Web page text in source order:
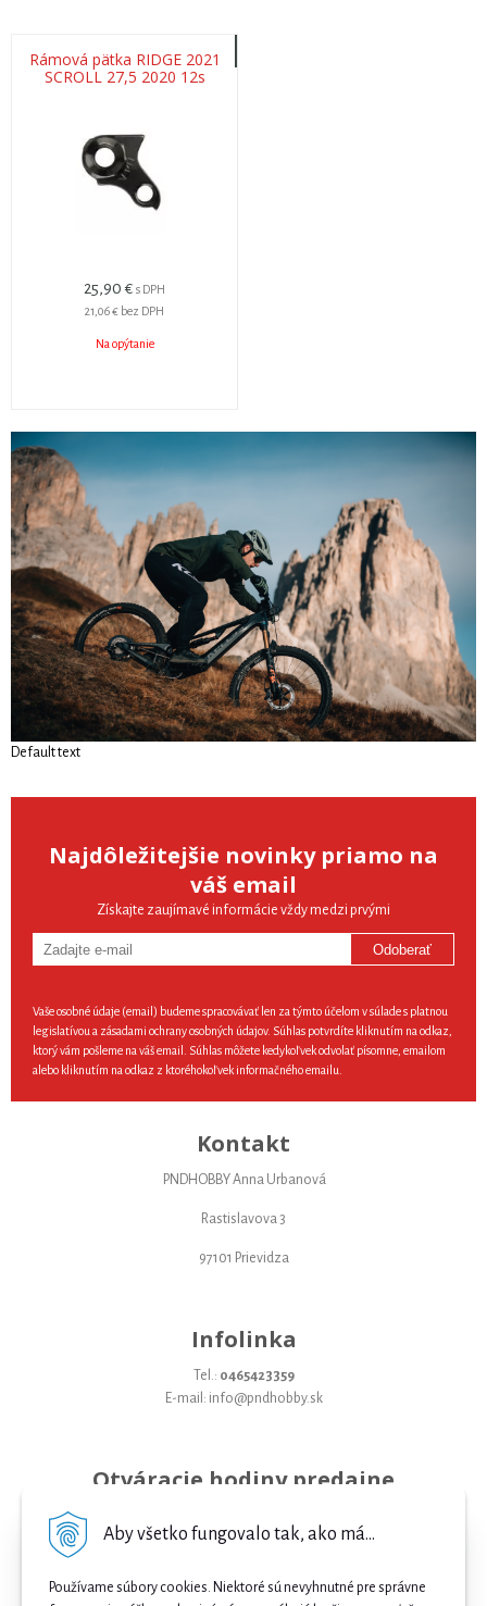
Aby všetko fungovalo tak, ako má...
Používame súbory cookies. Niektoré sú nevyhnutné pre správne
Rámová pätka RIDGE 2021
SCROLL 27,5 2020 12s
25,90 € s DPH
21,06 € bez DPH
Na opýtanie
Default text
Najdôležitejšie novinky priamo na
váš email
Získajte zaujímavé informácie vždy medzi prvými
Odoberať
Vaše osobné údaje (email) budeme spracovávať len za týmto účelom v súlade s platnou
legislatívou a zásadami ochrany osobných údajov. Súhlas potvrdíte kliknutím na odkaz,
ktorý vám pošleme na váš email. Súhlas môžete kedykoľvek odvolať písomne, emailom
alebo kliknutím na odkaz z ktoréhokoľvek informačného emailu.
Kontakt
PNDHOBBY Anna Urbanová
Rastislavova 3
97101 Prievidza
Infolinka
Tel.: 0465423359
E-mail: info@pndhobby.sk
Otváracie hodiny predajne
Streda 09-17